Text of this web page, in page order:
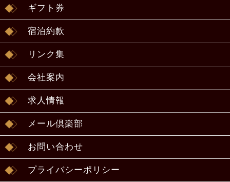
ギフト券
宿泊約款
リンク集
会社案内
求人情報
メール倶楽部
お問い合わせ
プライバシーポリシー